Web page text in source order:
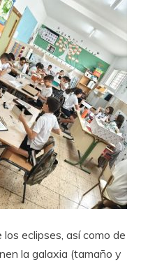
eclipses, así como de
la galaxia (tamaño y